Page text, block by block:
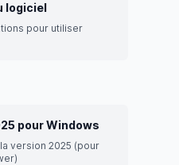
logiciel
pour utiliser
pour Windows
version 2025 (pour